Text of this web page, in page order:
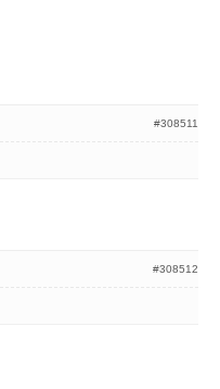
#308511
#308512